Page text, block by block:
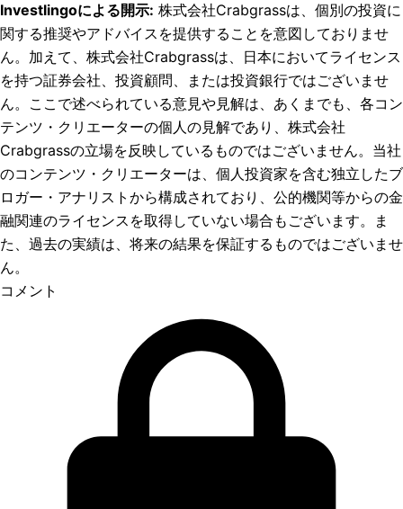
Investlingoによる開示: 株式会社Crabgrassは、個別の投資に
関する推奨やアドバイスを提供することを意図しておりませ
ん。加えて、株式会社Crabgrassは、日本においてライセンス
を持つ証券会社、投資顧問、または投資銀行ではございませ
ん。ここで述べられている意見や見解は、あくまでも、各コン
テンツ・クリエーターの個人の見解であり、株式会社
Crabgrassの立場を反映しているものではございません。当社
のコンテンツ・クリエーターは、個人投資家を含む独立したブ
ロガー・アナリストから構成されており、公的機関等からの金
融関連のライセンスを取得していない場合もございます。ま
た、過去の実績は、将来の結果を保証するものではございませ
ん。
コメント